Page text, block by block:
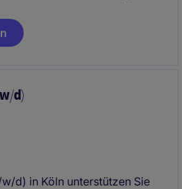
dafür, dass alle
und unterstützen
d)
d) in Köln unterstützen Sie